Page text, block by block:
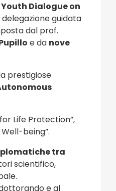
Dialogue on
guidata
dal prof.
e da nove
prestigiose
Life Protection”,
being”.
tra
scientifico,
e al